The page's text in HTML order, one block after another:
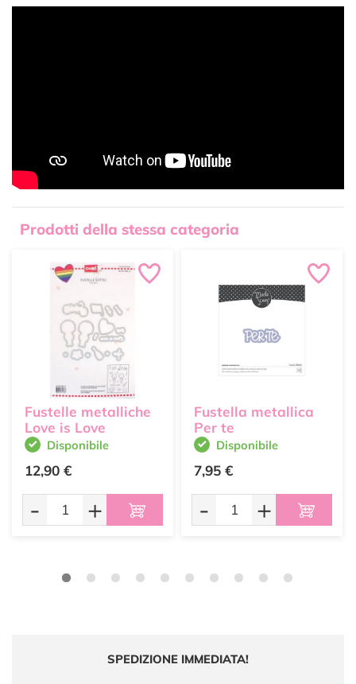
Prodotti della stessa categoria
Fustelle metalliche
Love is Love
Disponibile
12,90 €
- +
Fustella metallica
Per te
Disponibile
7,95 €
- +
SPEDIZIONE IMMEDIATA!